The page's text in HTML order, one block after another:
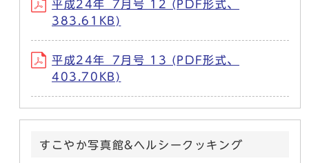
平成24年_7月号 12 (PDF形式、
383.61KB)
平成24年_7月号 13 (PDF形式、
403.70KB)
すこやか写真館&ヘルシークッキング